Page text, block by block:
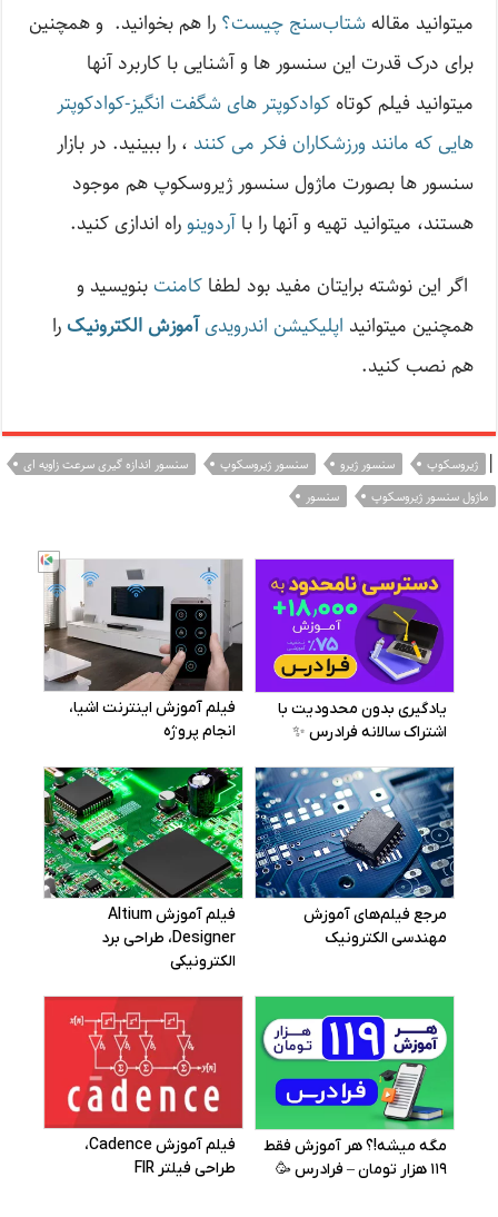
میتوانید مقالهشتاب‌سنج چیست؟ را هم بخوانید. و همچنین
برای درک قدرت این سنسور ها و آشنایی با کاربرد آنها
میتوانید فیلم کوتاهکوادکوپتر های شگفت انگیز-کوادکوپتر
هایی که مانند ورزشکاران فکر می کنند ، را ببینید. در بازار
سنسور ها بصورت ماژول سنسور ژیروسکوپ هم موجود
هستند، میتوانید تهیه و آنها را باآردوینوراه اندازی کنید.
اگر این نوشته‌ برایتان مفید بود لطفاکامنت بنویسید و
همچنین میتوانید اپلیکیشن اندرویدیآموزش الکترونیک را
هم نصب کنید.
| ژیروسکوپ سنسور ژیرو سنسور ژیروسکوپ
سنسور اندازه گیری سرعت زاویه ای
ماژول سنسور ژیروسکوپ
سنسور